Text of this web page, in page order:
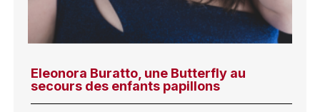
Eleonora Buratto, une Butterfly au
secours des enfants papillons